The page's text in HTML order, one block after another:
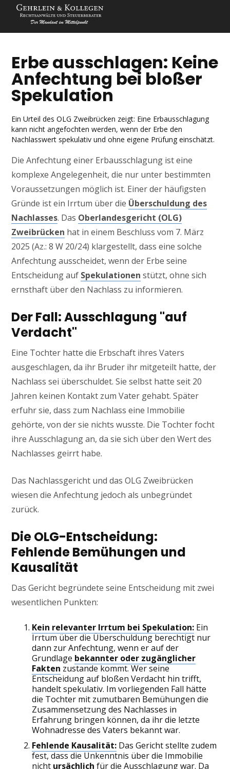
Erbe ausschlagen: Keine
Anfechtung bei bloßer
Spekulation
Ein Urteil des OLG Zweibrücken zeigt: Eine Erbausschlagung
kann nicht angefochten werden, wenn der Erbe den
Nachlasswert spekulativ und ohne eigene Prüfung einschätzt.
Die Anfechtung einer Erbausschlagung ist eine
komplexe Angelegenheit, die nur unter bestimmten
Voraussetzungen möglich ist. Einer der häufigsten
Gründe ist ein Irrtum über die Überschuldung des
Nachlasses. Das Oberlandesgericht (OLG)
Zweibrücken hat in einem Beschluss vom 7. März
2025 (Az.: 8 W 20/24) klargestellt, dass eine solche
Anfechtung ausscheidet, wenn der Erbe seine
Entscheidung auf Spekulationen stützt, ohne sich
ernsthaft über den Nachlass zu informieren.
Der Fall: Ausschlagung "auf
Verdacht"
Eine Tochter hatte die Erbschaft ihres Vaters
ausgeschlagen, da ihr Bruder ihr mitgeteilt hatte, der
Nachlass sei überschuldet. Sie selbst hatte seit 20
Jahren keinen Kontakt zum Vater gehabt. Später
erfuhr sie, dass zum Nachlass eine Immobilie
gehörte, von der sie nichts wusste. Die Tochter focht
ihre Ausschlagung an, da sie sich über den Wert des
Nachlasses geirrt habe.
Das Nachlassgericht und das OLG Zweibrücken
wiesen die Anfechtung jedoch als unbegründet
zurück.
Die OLG-Entscheidung:
Fehlende Bemühungen und
Kausalität
Das Gericht begründete seine Entscheidung mit zwei
wesentlichen Punkten:
Kein relevanter Irrtum bei Spekulation: Ein
Irrtum über die Überschuldung berechtigt nur
dann zur Anfechtung, wenn er auf der
Grundlage bekannter oder zugänglicher
Fakten zustande kommt. Wer seine
Entscheidung auf bloßen Verdacht hin trifft,
handelt spekulativ. Im vorliegenden Fall hätte
die Tochter mit zumutbaren Bemühungen die
Zusammensetzung des Nachlasses in
Erfahrung bringen können, da ihr die letzte
Wohnadresse des Vaters bekannt war.
Fehlende Kausalität: Das Gericht stellte zudem
fest, dass die Unkenntnis über die Immobilie
nicht ursächlich für die Ausschlagung war. Da